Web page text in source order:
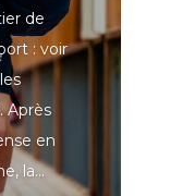
de
: voir
Après
en
la...